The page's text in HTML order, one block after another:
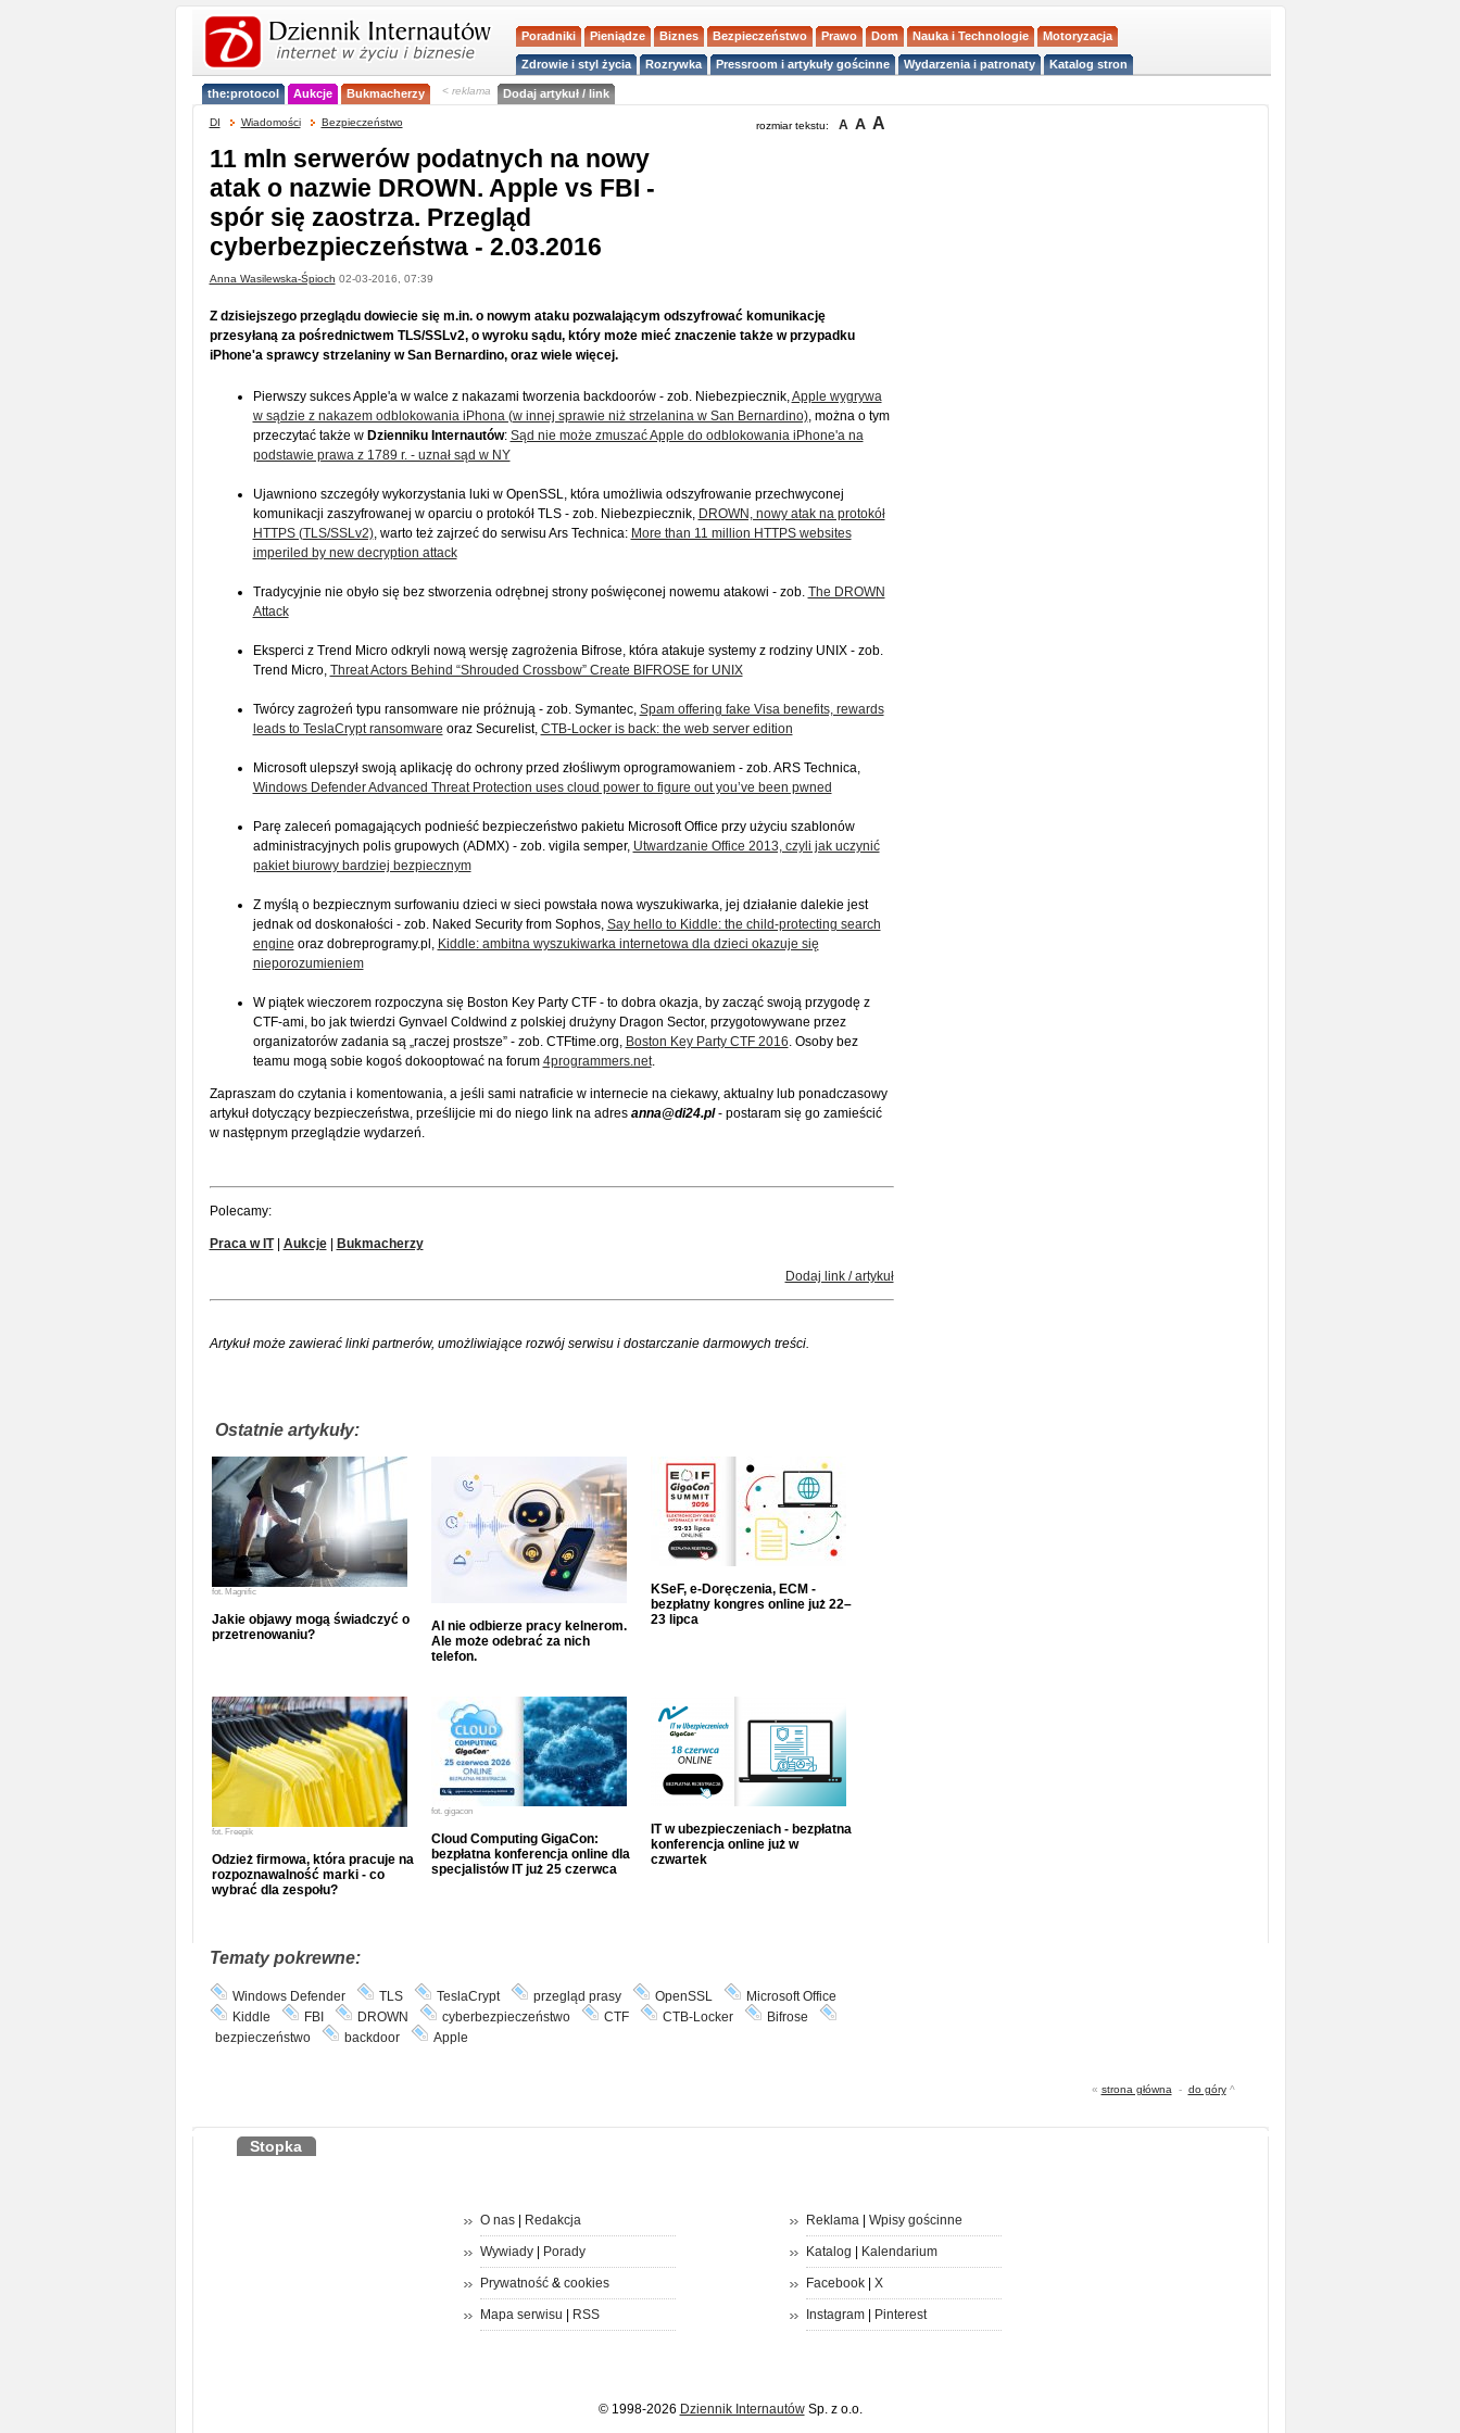
Poradniki Pieniądze Biznes Bezpieczeństwo Prawo Dom Nauka i Technologie Motoryzacja
Zdrowie i styl życia Rozrywka Pressroom i artykuły gościnne Wydarzenia i patronaty Katalog stron
the:protocol Aukcje Bukmacherzy < reklama Dodaj artykuł / link
DI Wiadomości Bezpieczeństwo rozmiar tekstu: A A A
11 mln serwerów podatnych na nowy
atak o nazwie DROWN. Apple vs FBI -
spór się zaostrza. Przegląd
cyberbezpieczeństwa - 2.03.2016
Anna Wasilewska-Śpioch 02-03-2016, 07:39
Z dzisiejszego przeglądu dowiecie się m.in. o nowym ataku pozwalającym odszyfrować komunikację
przesyłaną za pośrednictwem TLS/SSLv2, o wyroku sądu, który może mieć znaczenie także w przypadku
iPhone'a sprawcy strzelaniny w San Bernardino, oraz wiele więcej.
Pierwszy sukces Apple'a w walce z nakazami tworzenia backdoorów - zob. Niebezpiecznik,Apple wygrywa
w sądzie z nakazem odblokowania iPhona (w innej sprawie niż strzelanina w San Bernardino), można o tym
przeczytać także w Dzienniku Internautów: Sąd nie może zmuszać Apple do odblokowania iPhone'a na
podstawie prawa z 1789 r. - uznał sąd w NY
Ujawniono szczegóły wykorzystania luki w OpenSSL, która umożliwia odszyfrowanie przechwyconej
komunikacji zaszyfrowanej w oparciu o protokół TLS - zob. Niebezpiecznik, DROWN, nowy atak na protokół
HTTPS (TLS/SSLv2), warto też zajrzeć do serwisu Ars Technica: More than 11 million HTTPS websites
imperiled by new decryption attack
Tradycyjnie nie obyło się bez stworzenia odrębnej strony poświęconej nowemu atakowi - zob. The DROWN
Attack
Eksperci z Trend Micro odkryli nową wersję zagrożenia Bifrose, która atakuje systemy z rodziny UNIX - zob.
Trend Micro, Threat Actors Behind “Shrouded Crossbow” Create BIFROSE for UNIX
Twórcy zagrożeń typu ransomware nie próżnują - zob. Symantec, Spam offering fake Visa benefits, rewards
leads to TeslaCrypt ransomware oraz Securelist, CTB-Locker is back: the web server edition
Microsoft ulepszył swoją aplikację do ochrony przed złośliwym oprogramowaniem - zob. ARS Technica,
Windows Defender Advanced Threat Protection uses cloud power to figure out you’ve been pwned
Parę zaleceń pomagających podnieść bezpieczeństwo pakietu Microsoft Office przy użyciu szablonów
administracyjnych polis grupowych (ADMX) - zob. vigila semper, Utwardzanie Office 2013, czyli jak uczynić
pakiet biurowy bardziej bezpiecznym
Z myślą o bezpiecznym surfowaniu dzieci w sieci powstała nowa wyszukiwarka, jej działanie dalekie jest
jednak od doskonałości - zob. Naked Security from Sophos, Say hello to Kiddle: the child-protecting search
engine oraz dobreprogramy.pl, Kiddle: ambitna wyszukiwarka internetowa dla dzieci okazuje się
nieporozumieniem
W piątek wieczorem rozpoczyna się Boston Key Party CTF - to dobra okazja, by zacząć swoją przygodę z
CTF-ami, bo jak twierdzi Gynvael Coldwind z polskiej drużyny Dragon Sector, przygotowywane przez
organizatorów zadania są „raczej prostsze” - zob. CTFtime.org, Boston Key Party CTF 2016. Osoby bez
teamu mogą sobie kogoś dokooptować na forum 4programmers.net.
Zapraszam do czytania i komentowania, a jeśli sami natraficie w internecie na ciekawy, aktualny lub ponadczasowy
artykuł dotyczący bezpieczeństwa, prześlijcie mi do niego link na adres anna@di24.pl- postaram się go zamieścić
w następnym przeglądzie wydarzeń.
Polecamy:
Praca w IT| Aukcje| Bukmacherzy
Dodaj link / artykuł
Artykuł może zawierać linki partnerów, umożliwiające rozwój serwisu i dostarczanie darmowych treści.
Ostatnie artykuły:
fot. Magnific
Jakie objawy mogą świadczyć o
przetrenowaniu?
AI nie odbierze pracy kelnerom.
Ale może odebrać za nich
telefon.
KSeF, e-Doręczenia, ECM -
bezpłatny kongres online już 22–
23 lipca
fot. Freepik
Odzież firmowa, która pracuje na
rozpoznawalność marki - co
wybrać dla zespołu?
fot. gigacon
Cloud Computing GigaCon:
bezpłatna konferencja online dla
specjalistów IT już 25 czerwca
IT w ubezpieczeniach - bezpłatna
konferencja online już w
czwartek
Tematy pokrewne:
Windows Defender TLS TeslaCrypt przegląd prasy OpenSSL
Microsoft Office
Kiddle
FBI DROWN cyberbezpieczeństwo CTF CTB-Locker
Bifrose
bezpieczeństwo
backdoor Apple
« strona główna - do góry^
Stopka
O nas| Redakcja
Wywiady| Porady
Prywatność& cookies
Mapa serwisu RSS
Reklama| Wpisy gościnne
Katalog Kalendarium
Facebook| X
Instagram| Pinterest
© 1998-2026 Dziennik InternautówSp. z o.o.